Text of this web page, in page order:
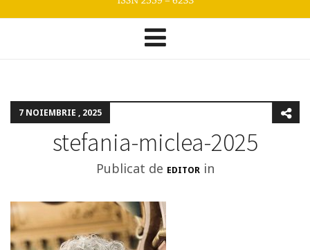
7 NOIEMBRIE , 2025
stefania-miclea-2025
Publicat de EDITOR in